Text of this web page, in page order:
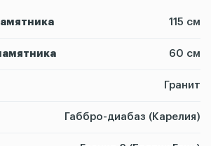
115 см
60 см
Гранит
Габбро-диабаз (Карелия)